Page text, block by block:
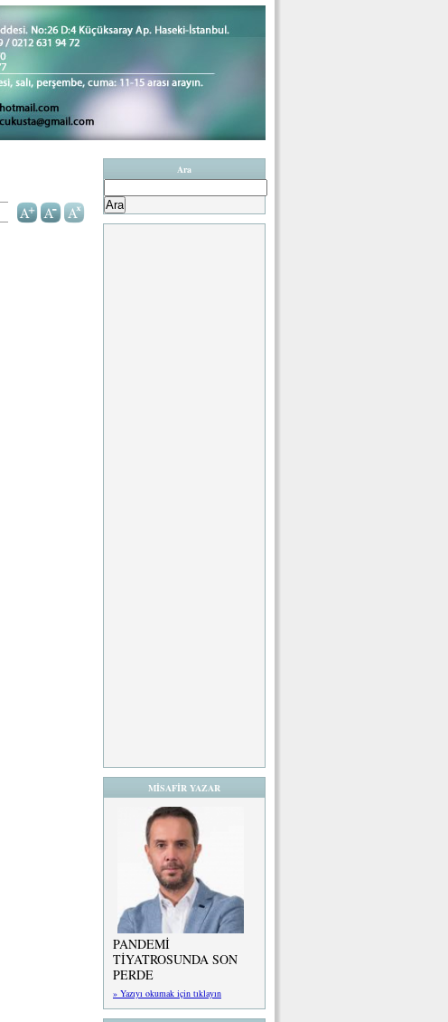
Ara
MİSAFİR YAZAR
PANDEMİ
TİYATROSUNDA SON
PERDE
» Yazıyı okumak için tıklayın